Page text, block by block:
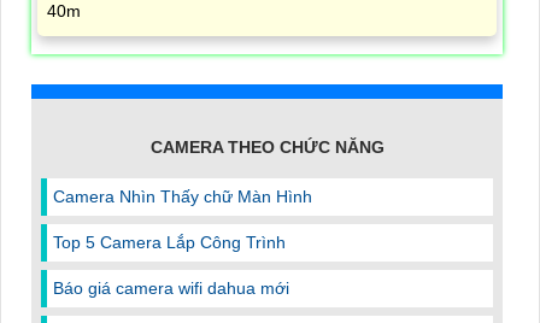
40m
CAMERA THEO CHỨC NĂNG
Camera Nhìn Thấy chữ Màn Hình
Top 5 Camera Lắp Công Trình
Báo giá camera wifi dahua mới